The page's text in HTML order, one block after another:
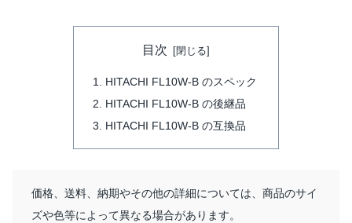
目次
HITACHI FL10W-B のスペック
HITACHI FL10W-B の後継品
HITACHI FL10W-B の互換品
価格、送料、納期やその他の詳細については、商品のサイ
ズや色等によって異なる場合があります。